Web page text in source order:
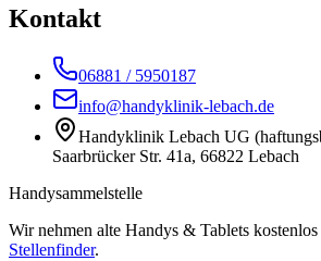
Kontakt
06881 / 5950187
info@handyklinik-lebach.de
Handyklinik Lebach UG
Saarbrücker Str. 41a, 66822 Lebach
Handysammelstelle
Wir nehmen alte Handys & Tablets kostenlos
Stellenfinder.